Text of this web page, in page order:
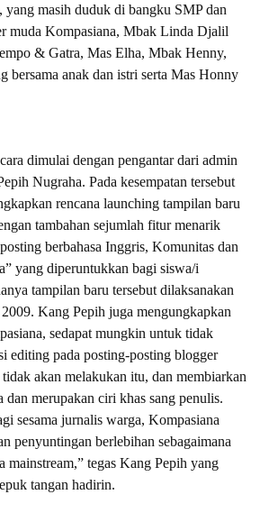
masih duduk di bangku SMP dan
muda Kompasiana, Mbak Linda Djalil
& Gatra, Mas Elha, Mbak Henny,
bersama anak dan istri serta Mas Honny
dimulai dengan pengantar dari admin
Nugraha. Pada kesempatan tersebut
rencana launching tampilan baru
tambahan sejumlah fitur menarik
berbahasa Inggris, Komunitas dan
yang diperuntukkan bagi siswa/i
tampilan baru tersebut dilaksanakan
Kang Pepih juga mengungkapkan
sedapat mungkin untuk tidak
editing pada posting-posting blogger
akan melakukan itu, dan membiarkan
dan merupakan ciri khas sang penulis.
sesama jurnalis warga, Kompasiana
penyuntingan berlebihan sebagaimana
mainstream,” tegas Kang Pepih yang
tangan hadirin.